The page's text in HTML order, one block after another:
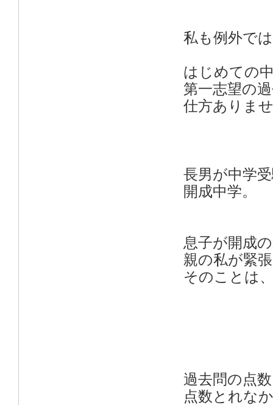
私も例外で
はじめての
第一志望の
仕方ありま
長男が中学
開成中学。
息子が開成
親の私が緊
そのことは
過去問の点
点数とれな